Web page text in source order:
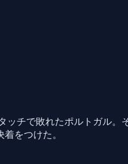
チで敗れたポルトガル
をつけた。